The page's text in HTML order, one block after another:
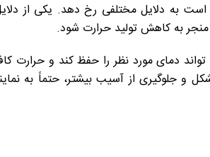
به دلایل مختلفی رخ دهد. یکی از
به کاهش تولید حرارت شود.
دمای مورد نظر را حفظ کند و حرارت
و جلوگیری از آسیب بیشتر، حتماً به